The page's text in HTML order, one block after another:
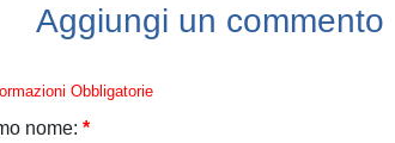
Aggiungi un commento
Obbligatorie
nome: *